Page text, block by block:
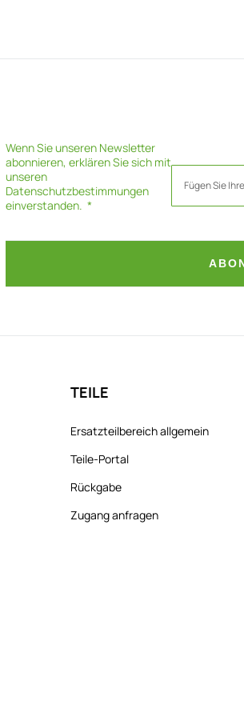
Wenn Sie unseren Newsletter
abonnieren, erklären Sie sich mit
unseren
Datenschutzbestimmungen
einverstanden.
TEILE
Ersatzteilbereich allgemein
Teile-Portal
Rückgabe
Zugang anfragen